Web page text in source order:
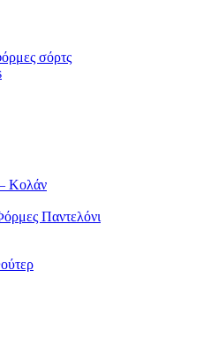
σόρτς
Κολάν
Παντελόνι